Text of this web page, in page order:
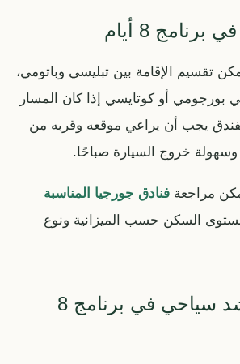
برنامج 8 أيام
8 أيام، يمكن تقسيم الإقامة بين تبليسي وباتومي،
بورجومي أو كوتايسي إذا كان المسار
يجب أن يراعي موقعه وقربه من
خروج السيارة صباحًا.
مراجعة فنادق جورجيا المناسبة
السكن حسب الميزانية ونوع
هل تحتاج مرشد سياحي في برنامج 8